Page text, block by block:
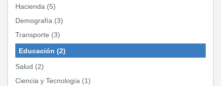
Hacienda (5)
Demografía (3)
Transporte (3)
Educación (2)
Salud (2)
Ciencia y Tecnología (1)